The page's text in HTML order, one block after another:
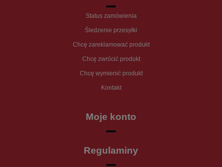
Status zamówienia
Śledzenie przesyłki
Chcę zareklamować produkt
Chcę zwrócić produkt
Chcę wymienić produkt
Kontakt
Moje konto
Regulaminy